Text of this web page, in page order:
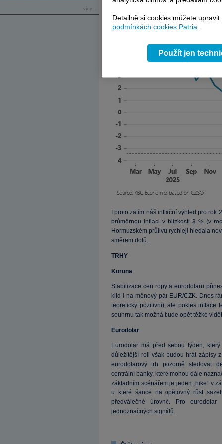
více...
I proto zatím náš inflační výhled pro
průměrnou inflaci v blízkosti 3 % (v
Hormuzském průlivu rychleji hledala
směrem dolů.
TRHY
Koruna
Stabilizace cen ropy a eurodolaru
klid i na měnový pár EUR/CZK. Dnes
teoreticky pozitivní), ale pokles inflace
souhrnu tak možná bude opět těžké
Eurodolar
Eurodolar má před sebou týden,
důležitější roli však budou hrát zápisy
eurodolarový trh pozorně sledovat
centrální banky, které mohou dále
základním scénářem je jeden „hike“ v
u které šance na opětovný růst
předválečné úrovně. Pro
jednoznačných signálů.
Detailně si cookies můžete
podmínkách cookies Patria
Použít jen